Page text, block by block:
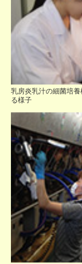
乳房炎乳汁の細菌培
る様子